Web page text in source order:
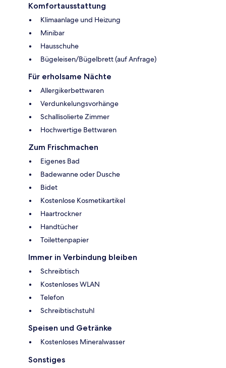
Komfortausstattung
Klimaanlage und Heizung
Minibar
Hausschuhe
Bügeleisen/Bügelbrett (auf Anfrage)
Für erholsame Nächte
Allergikerbettwaren
Verdunkelungsvorhänge
Schallisolierte Zimmer
Hochwertige Bettwaren
Zum Frischmachen
Eigenes Bad
Badewanne oder Dusche
Bidet
Kostenlose Kosmetikartikel
Haartrockner
Handtücher
Toilettenpapier
Immer in Verbindung bleiben
Schreibtisch
Kostenloses WLAN
Telefon
Schreibtischstuhl
Speisen und Getränke
Kostenloses Mineralwasser
Sonstiges